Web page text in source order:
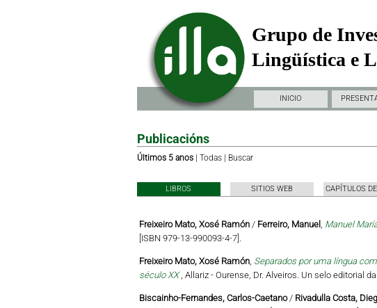
Grupo de
Lingüística e
INICIO
Publicacións
Últimos 5 anos| Todas| Buscar
LIBROS SITIOS WEB CAPÍTULOS
Freixeiro Mato, Xosé Ramón/ Ferreiro, Manuel , Manuel
[ISBN 979-13-990093-4-7].
Freixeiro Mato, Xosé Ramón, Separados por uma língua
século XX, Allariz - Ourense, Dr. Alveiros. Un selo editorial
Biscainho-Fernandes, Carlos-Caetano/ Rivadulla Costa,